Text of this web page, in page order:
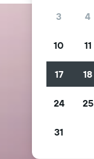
3 4
10 11
17 18
24 25
31